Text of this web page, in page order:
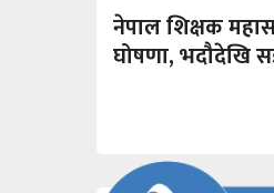
नेपाल शिक्षक
घोषणा, भदौदेखि